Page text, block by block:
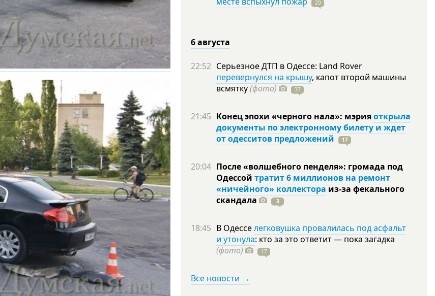
20
6 августа
22:52 Серьезное ДТП в Одессе: Land Rover
перевернулся на крышу, капот второй машины
всмятку(фото) 37
21:45 Конец эпохи «черного нала»: мэрияоткрыла
документы по электронному билету и ждет
от одесситов предложений
17
20:04 После «волшебного пенделя»: громада под
Одессой тратит 6 миллионов на ремонт
«ничейного» коллектора из-за фекального
скандала
3
18:45 В Одесселегковушка провалилась под асфальт
и утонула: кто за это ответит — пока загадка
(фото)
17
Все новости →